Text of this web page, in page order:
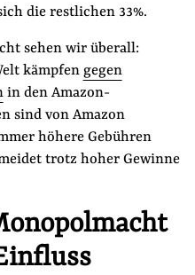
Uns
YoutubeLinkedIn
die restlichen 33%.
sehen wir überall:
kämpfen gegen
in den Amazon-
sind von Amazon
höhere Gebühren
trotz hoher Gewinne